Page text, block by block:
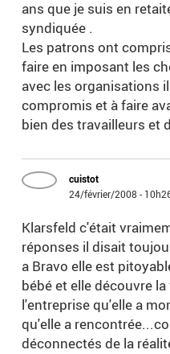
ans que je suis en
syndiquée .
Les patrons ont
faire en imposant les
avec les organisations
compromis et à faire
bien des travailleurs et
cuistot
24/février/2008 -
Klarsfeld c'était
réponses il disait
a Bravo elle est
bébé et elle découvre
l'entreprise qu'elle a
qu'elle a
déconnectés de la